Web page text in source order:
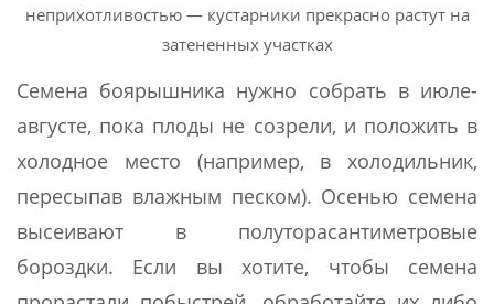
неприхотливостью — кустарники прекрасно растут на
затененных участках
Семена боярышника нужно собрать в июле-
августе, пока плоды не созрели, и положить в
холодное место (например, в холодильник,
пересыпав влажным песком). Осенью семена
высеивают в полуторасантиметровые
бороздки. Если вы хотите, чтобы семена